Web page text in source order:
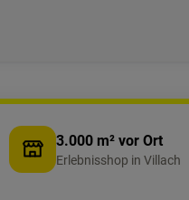
3.000 m² vor Ort
Erlebnisshop in Villach